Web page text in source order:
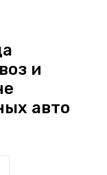
и
авто